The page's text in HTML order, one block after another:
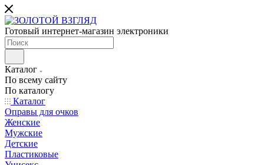
Готовый интернет-магазин электроники
Каталог
По всему сайту
По каталогу
Каталог
Оправы для очков
Женские
Мужские
Детские
Пластиковые